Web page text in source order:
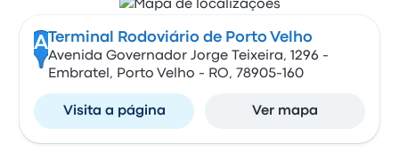
A Terminal Rodoviário de Porto Velho
Avenida Governador Jorge Teixeira, 1296 -
Embratel, Porto Velho - RO, 78905-160
Visita a página Ver mapa